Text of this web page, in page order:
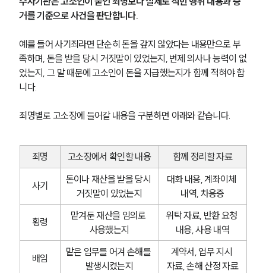
거를 기준으로 사건을 판단합니다.
예를 들어 사기죄라면 단순히 돈을 갚지 않았다는 내용만으로 부
족하며, 돈을 받을 당시 거짓말이 있었는지, 변제 의사나 능력이 없
었는지, 그 말 때문에 고소인이 돈을 지급했는지가 함께 적혀야 합
니다.
죄명별로 고소장에 들어갈 내용을 구분하면 아래와 같습니다.
죄명 고소장에서 확인할 내용 함께 정리할 자료
사기
돈이나 재산을 받을 당시
거짓말이 있었는지
대화 내용, 계좌이체
내역, 차용증
횡령
맡겨둔 재산을 임의로
사용했는지
위탁 자료, 반환 요청
내용, 사용 내역
배임
맡은 임무를 어겨 손해를
발생시켰는지
계약서, 업무 지시
자료, 손해 산정 자료